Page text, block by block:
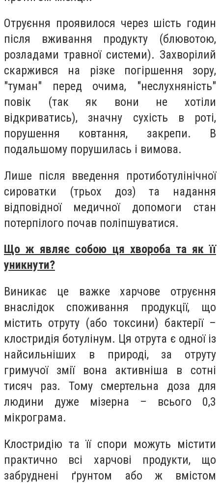
Отруєння проявилося через шість годин
після вживання продукту (блювотою,
розладами травної системи). Захворілий
скаржився на різке погіршення зору,
"туман" перед очима, "неслухняність"
повік (так як вони не хотіли
відкриватись), значну сухість в роті,
порушення ковтання, закрепи. В
подальшому порушилась і вимова.
Лише після введення протиботулінічної
сироватки (трьох доз) та надання
відповідної медичної допомоги стан
потерпілого почав поліпшуватися.
Що ж являє собою ця хвороба та як її
уникнути?
Виникає це важке харчове отруєння
внаслідок споживання продукції, що
містить отруту (або токсини) бактерії –
клостридія ботулінум. Ця отрута є одної із
найсильніших в природі, за отруту
гримучої змії вона активніша в сотні
тисяч раз. Тому смертельна доза для
людини дуже мізерна – всього 0,3
мікрограма.
Клостридію та її спори можуть містити
практично всі харчові продукти, що
забруднені ґрунтом або ж вмістом